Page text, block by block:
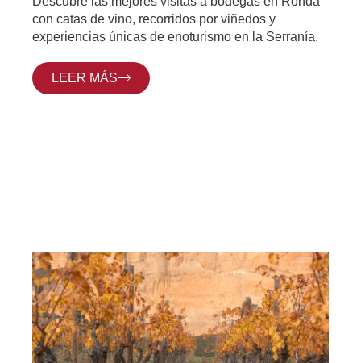
con catas de vino, recorridos por viñedos y
experiencias únicas de enoturismo en la Serranía.
LEER MÁS